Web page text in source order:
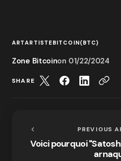
ARTARTISTEBITCOIN(BTC)
Zone Bitcoinon 01/22/2024
SHARE
PREVIOUS
Voici pourquoi